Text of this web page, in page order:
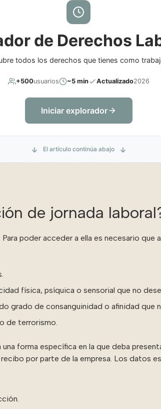
de Derechos
todos los derechos que tienes como
+500usuarios ~5 min Actualizado2026
Iniciar explorador
El artículo continúa abajo
de jornada
poder acceder a ella es necesario que
física, psíquica o sensorial que no
grado de consanguinidad o afinidad que
de terrorismo.
forma específica en la que deba
por parte de la empresa. Los datos